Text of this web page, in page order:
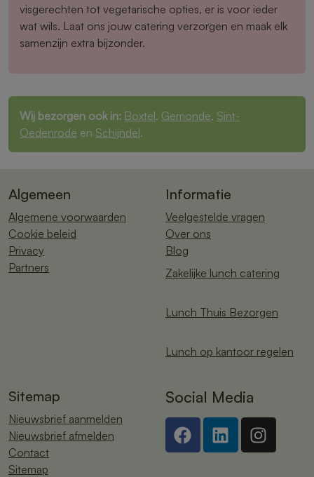
visgerechten tot vegetarische opties, er is voor ieder
wat wils. Laat ons jouw catering verzorgen en maak elk
samenzijn extra bijzonder.
Wij bezorgen ook in: Boxtel, Gemonde, Sint-
Oedenrode en Schijndel.
Algemeen
Algemene voorwaarden
Cookie beleid
Privacy
Partners
Informatie
Veelgestelde vragen
Over ons
Blog
Zakelijke lunch catering
Lunch Thuis Bezorgen
Lunch op kantoor regelen
Sitemap
Nieuwsbrief aanmelden
Nieuwsbrief afmelden
Contact
Sitemap
Social Media